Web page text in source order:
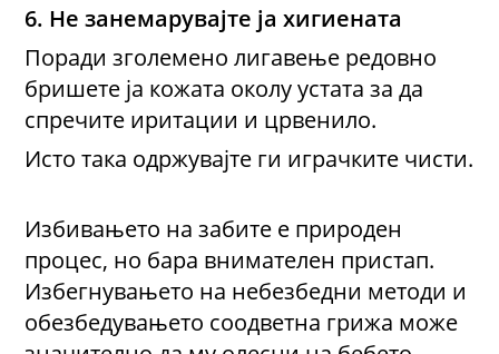
6. Не занемарувајте ја хигиената
Поради зголемено лигавење редовно
бришете ја кожата околу устатаза да
спречите иритации и црвенило.
Исто така одржувајте ги играчките чисти.
Избивањето на забите е природен
процес, но бара внимателен пристап.
Избегнувањето на небезбедни методи и
обезбедувањето соодветна грижа може